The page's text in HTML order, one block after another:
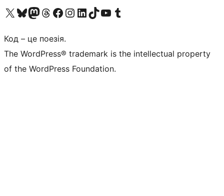
Visit our X (formerly Twitter) account
Visit our Bluesky account
Завітайте до нашої стрічки в Mastodon
Visit our Threads account
Завітайте на нашу сторінку в Facebook
Visit our Instagram account
Visit our LinkedIn account
Visit our TikTok account
Visit our YouTube channel
Visit our Tumblr account
Код – це поезія.
The WordPress® trademark is the intellectual property
of the WordPress Foundation.